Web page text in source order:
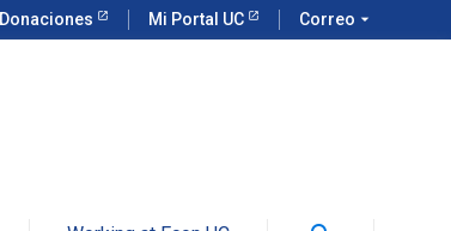
Donaciones Mi Portal UC Correo arrow_drop_down